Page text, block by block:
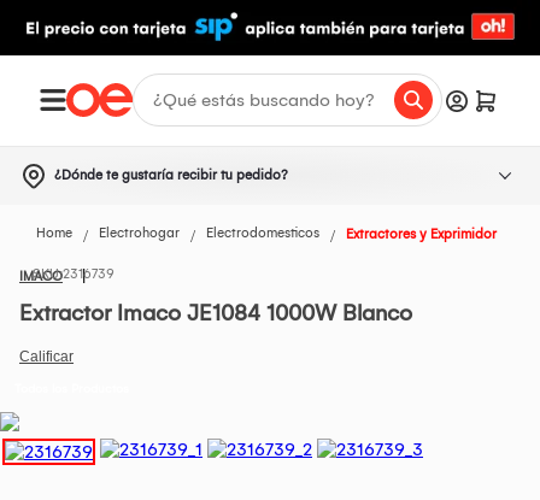
¿Dónde te gustaría recibir tu pedido?
Home Electrohogar Electrodomesticos Extractores y Exprimidor
IMACO2316739
Extractor Imaco JE1084 1000W Blanco